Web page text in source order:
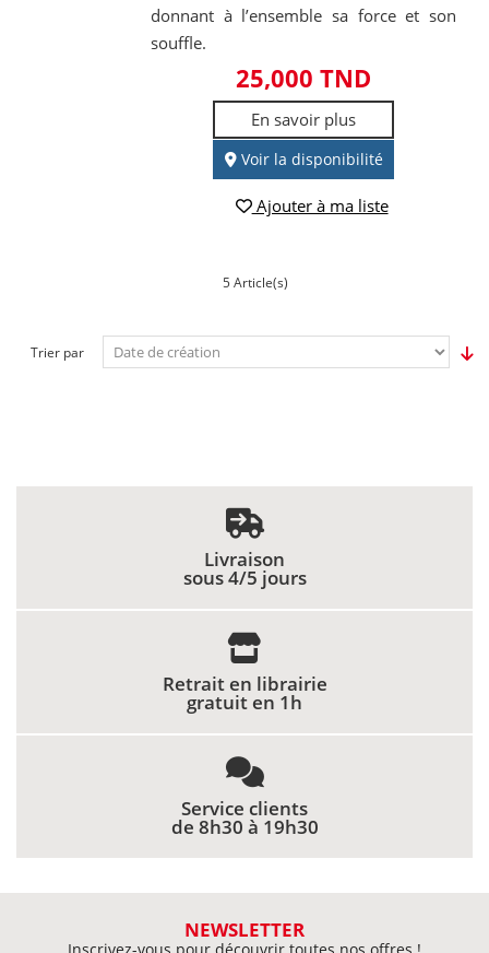
donnant à l’ensemble sa force et son
souffle.
25,000 TND
En savoir plus
Voir la disponibilité
Ajouter à ma liste
5 Article(s)
Trier par
Livraison
sous 4/5 jours
Retrait en librairie
gratuit en 1h
Service clients
de 8h30 à 19h30
NEWSLETTER